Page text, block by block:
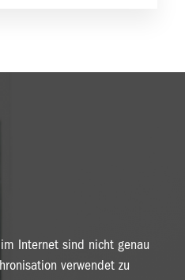
Internet sind nicht genau
verwendet zu